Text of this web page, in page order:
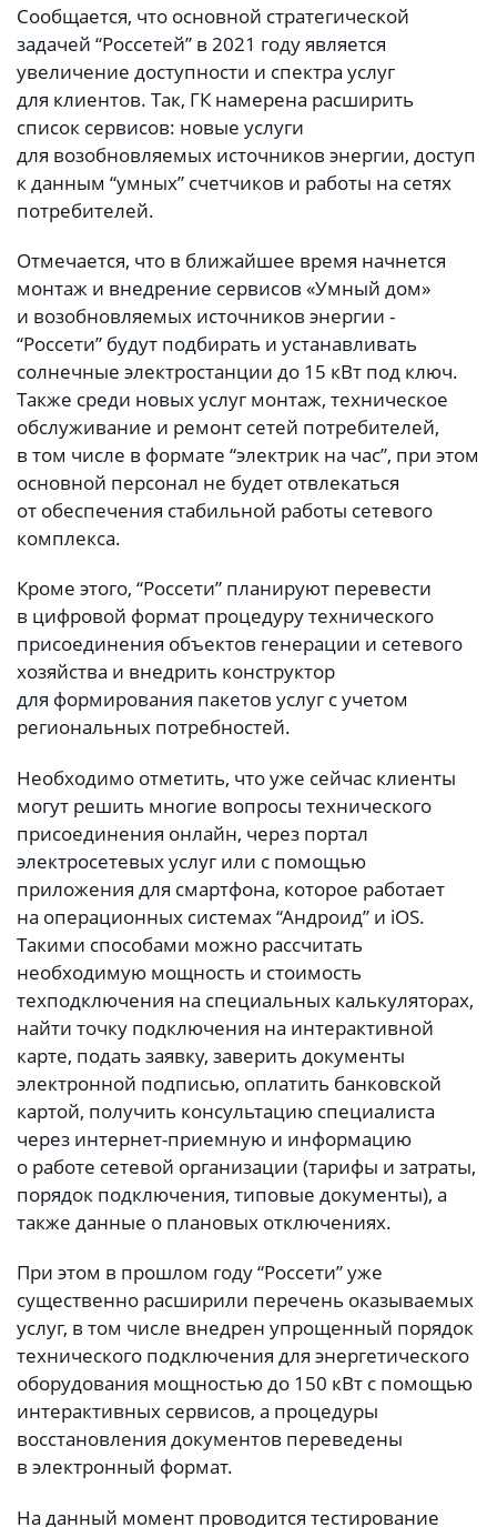
Сообщается, что основной стратегической
задачей “Россетей” в 2021 году является
увеличение доступности и спектра услуг
для клиентов. Так, ГК намерена расширить
список сервисов: новые услуги
для возобновляемых источников энергии, доступ
к данным “умных” счетчиков и работы на сетях
потребителей.
Отмечается, что в ближайшее время начнется
монтаж и внедрение сервисов «Умный дом»
и возобновляемых источников энергии -
“Россети” будут подбирать и устанавливать
солнечные электростанции до 15 кВт под ключ.
Также среди новых услуг монтаж, техническое
обслуживание и ремонт сетей потребителей,
в том числе в формате “электрик на час”, при этом
основной персонал не будет отвлекаться
от обеспечения стабильной работы сетевого
комплекса.
Кроме этого, “Россети” планируют перевести
в цифровой формат процедуру технического
присоединения объектов генерации и сетевого
хозяйства и внедрить конструктор
для формирования пакетов услуг с учетом
региональных потребностей.
Необходимо отметить, что уже сейчас клиенты
могут решить многие вопросы технического
присоединения онлайн, через портал
электросетевых услуг или с помощью
приложения для смартфона, которое работает
на операционных системах “Андроид” и iOS.
Такими способами можно рассчитать
необходимую мощность и стоимость
техподключения на специальных калькуляторах,
найти точку подключения на интерактивной
карте, подать заявку, заверить документы
электронной подписью, оплатить банковской
картой, получить консультацию специалиста
через интернет-приемную и информацию
о работе сетевой организации (тарифы и затраты,
порядок подключения, типовые документы), а
также данные о плановых отключениях.
При этом в прошлом году “Россети” уже
существенно расширили перечень оказываемых
услуг, в том числе внедрен упрощенный порядок
технического подключения для энергетического
оборудования мощностью до 150 кВт с помощью
интерактивных сервисов, а процедуры
восстановления документов переведены
в электронный формат.
На данный момент проводится тестирование